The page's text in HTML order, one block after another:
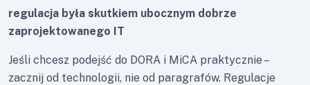
regulacja była skutkiem ubocznym dobrze
zaprojektowanego IT
Jeśli chcesz podejść do DORA i MiCA praktycznie –
zacznij od technologii, nie od paragrafów. Regulacje